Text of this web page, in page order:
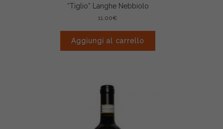
“Tiglio” Langhe Nebbiolo
11,00€
Aggiungi al carrello